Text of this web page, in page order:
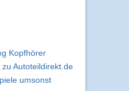
Kopfhörer
Autoteildirekt.de
umsonst